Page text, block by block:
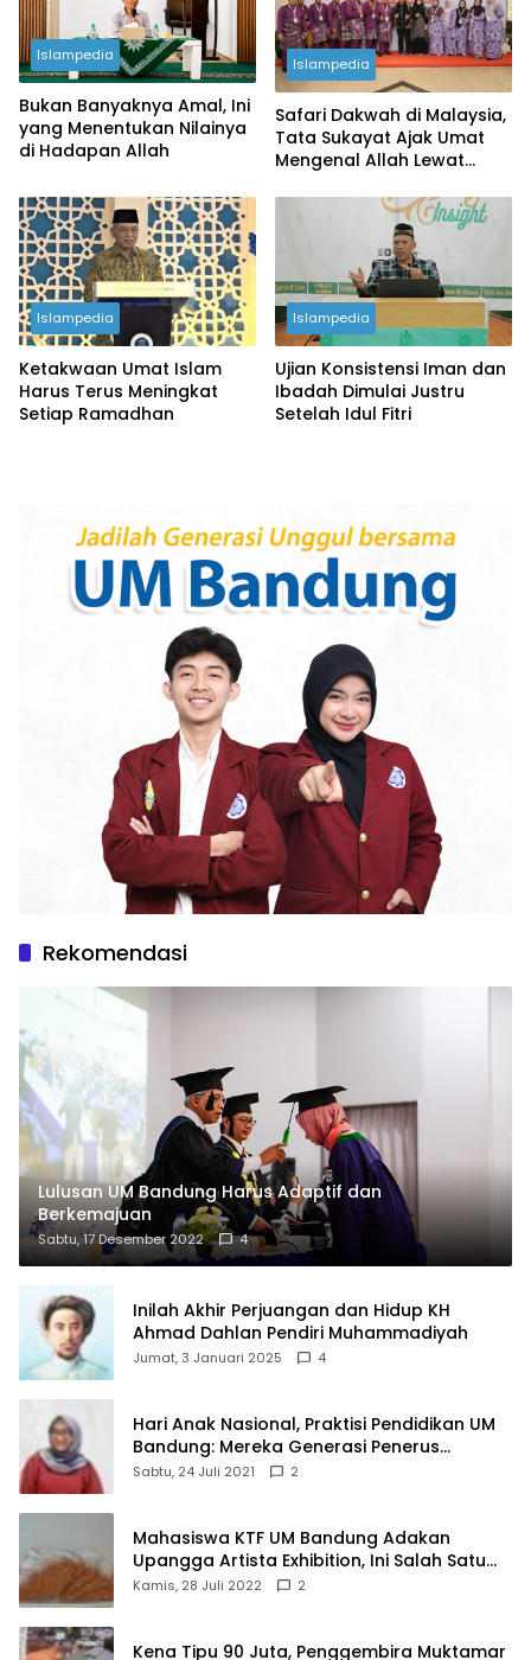
Islampedia
Bukan Banyaknya Amal, Ini
yang Menentukan Nilainya
di Hadapan Allah
Islampedia
Safari Dakwah di Malaysia,
Tata Sukayat Ajak Umat
Mengenal Allah Lewat
Islampedia
Ketakwaan Umat Islam
Harus Terus Meningkat
Setiap Ramadhan
Islampedia
Ujian Konsistensi Iman dan
Ibadah Dimulai Justru
Setelah Idul Fitri
Rekomendasi
Lulusan UM Bandung Harus Adaptif dan
Berkemajuan
Sabtu, 17 Desember 2022 4
Inilah Akhir Perjuangan dan Hidup KH
Ahmad Dahlan Pendiri Muhammadiyah
Jumat, 3 Januari 2025 4
Hari Anak Nasional, Praktisi Pendidikan UM
Bandung: Mereka Generasi Penerus
Bangsa
Sabtu, 24 Juli 2021 2
Mahasiswa KTF UM Bandung Adakan
Upangga Artista Exhibition, Ini Salah Satu
Karyanya
Kamis, 28 Juli 2022 2
Kena Tipu 90 Juta, Penggembira Muktamar